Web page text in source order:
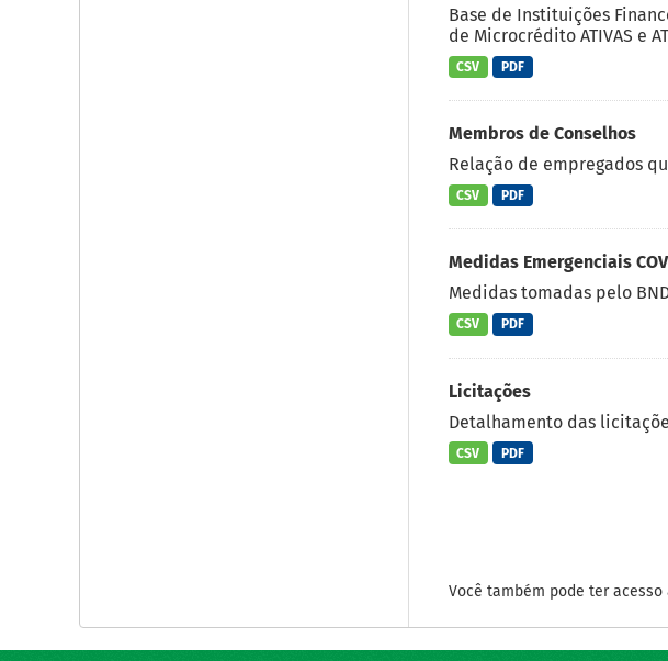
Base de Instituições
de Microcrédito ATIVAS e
CSV PDF
Membros de Conselhos
Relação de empregados
CSV PDF
Medidas Emergenciais
Medidas tomadas pelo
CSV PDF
Licitações
Detalhamento das
CSV PDF
Você também pode ter